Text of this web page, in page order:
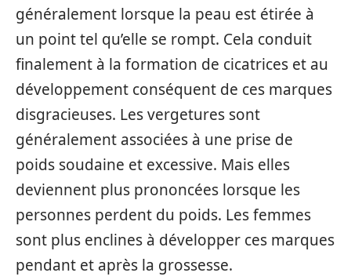
généralement lorsque la peau est étirée à
un point tel qu’elle se rompt. Cela conduit
finalement à la formation de cicatrices et au
développement conséquent de ces marques
disgracieuses. Les vergetures sont
généralement associées à une prise de
poids soudaine et excessive. Mais elles
deviennent plus prononcées lorsque les
personnes perdent du poids. Les femmes
sont plus enclines à développer ces marques
pendant et après la grossesse.